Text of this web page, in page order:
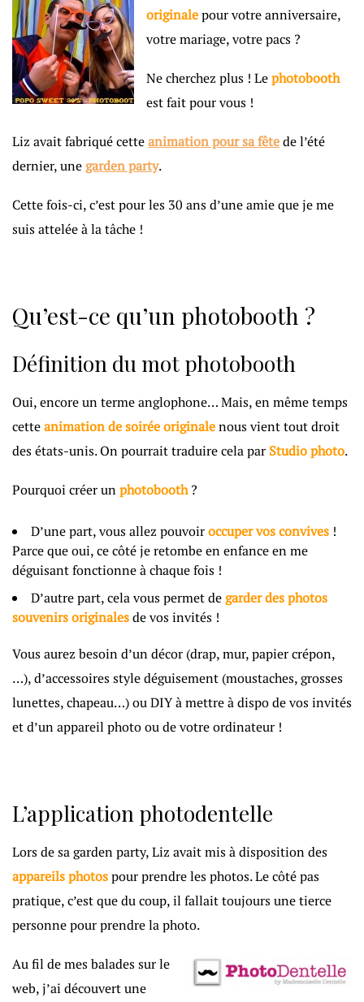
originalepour votre anniversaire,
votre mariage, votre pacs ?
Ne cherchez plus ! Lephotobooth
est fait pour vous !
Liz avait fabriqué cetteanimation pour sa fêtede l’été
dernier, unegarden party.
Cette fois-ci, c’est pour les 30 ans d’une amie que je me
suis attelée à la tâche !
Qu’est-ce qu’un photobooth ?
Définition du mot photobooth
Oui, encore un terme anglophone… Mais, en même temps
cetteanimation de soiréeoriginalenous vient tout droit
des états-unis. On pourrait traduire cela par Studio photo.
Pourquoi créer unphotobooth?
D’une part, vous allez pouvoiroccuper vos convives !
Parce que oui, ce côté je retombe en enfance en me
déguisant fonctionne à chaque fois !
D’autre part, cela vous permet degarder des photos
souvenirs originalesde vos invités !
Vous aurez besoin d’un décor (drap, mur, papier crépon,
…), d’accessoires style déguisement (moustaches, grosses
lunettes, chapeau…) ou DIY à mettre à dispo de vos invités
et d’un appareil photo ou de votre ordinateur !
L’application photodentelle
Lors de sa garden party, Liz avait mis à disposition des
appareils photospour prendre les photos. Le côté pas
pratique, c’est que du coup, il fallait toujours une tierce
personne pour prendre la photo.
Au fil de mes balades sur le
web, j’ai découvert une